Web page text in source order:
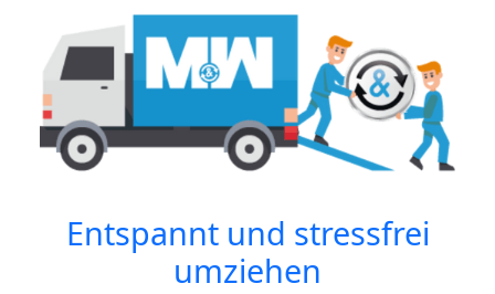
Entspannt und stressfrei
umziehen